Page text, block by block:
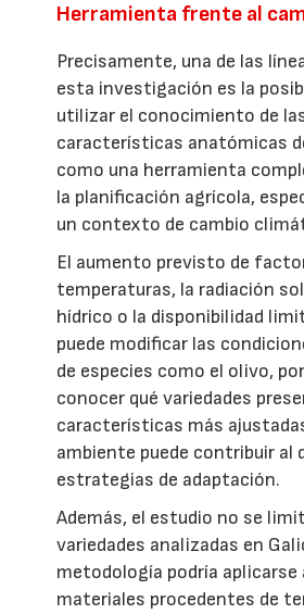
Herramienta frente al
Precisamente, una de las
esta investigación es la
utilizar el conocimiento de
características anatómicas
como una herramienta
la planificación agrícola,
un contexto de cambio
El aumento previsto de
temperaturas, la radiación
hídrico o la disponibilidad
puede modificar las
de especies como el olivo,
conocer qué variedades
características más
ambiente puede contribuir al
estrategias de adaptación.
Además, el estudio no se
variedades analizadas en
metodología podría aplicarse
materiales procedentes de